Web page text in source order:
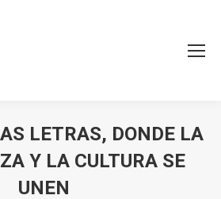
LETRAS, DONDE LA
Y LA CULTURA SE
UNEN